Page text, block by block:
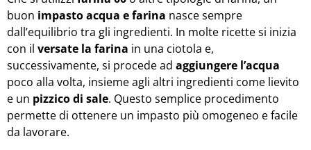
buon impasto acqua e farina nasce sempre
dall’equilibrio tra gli ingredienti. In molte ricette si inizia
con il versate la farina in una ciotola e,
successivamente, si procede ad aggiungere l’acqua
poco alla volta, insieme agli altri ingredienti come lievito
e un pizzico di sale. Questo semplice procedimento
permette di ottenere un impasto più omogeneo e facile
da lavorare.